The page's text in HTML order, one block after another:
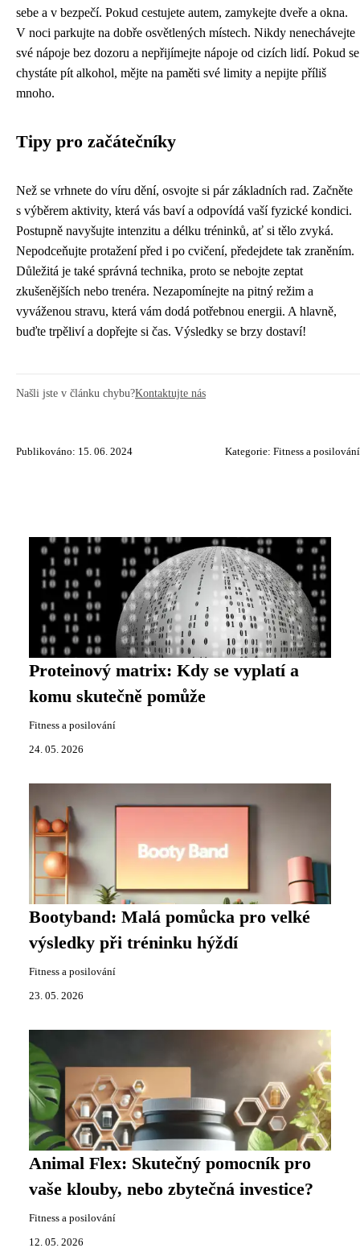
sebe a v bezpečí. Pokud cestujete autem, zamykejte dveře a okna.
V noci parkujte na dobře osvětlených místech. Nikdy nenechávejte
své nápoje bez dozoru a nepřijímejte nápoje od cizích lidí. Pokud se
chystáte pít alkohol, mějte na paměti své limity a nepijte příliš
mnoho.
Tipy pro začátečníky
Než se vrhnete do víru dění, osvojte si pár základních rad. Začněte
s výběrem aktivity, která vás baví a odpovídá vaší fyzické kondici.
Postupně navyšujte intenzitu a délku tréninků, ať si tělo zvyká.
Nepodceňujte protažení před i po cvičení, předejdete tak zraněním.
Důležitá je také správná technika, proto se nebojte zeptat
zkušenějších nebo trenéra. Nezapomínejte na pitný režim a
vyváženou stravu, která vám dodá potřebnou energii. A hlavně,
buďte trpěliví a dopřejte si čas. Výsledky se brzy dostaví!
Našli jste v článku chybu?Kontaktujte nás
Publikováno: 15. 06. 2024 Kategorie: Fitness a posilování
Proteinový matrix: Kdy se vyplatí a
komu skutečně pomůže
Fitness a posilování
24. 05. 2026
Bootyband: Malá pomůcka pro velké
výsledky při tréninku hýždí
Fitness a posilování
23. 05. 2026
Animal Flex: Skutečný pomocník pro
vaše klouby, nebo zbytečná investice?
Fitness a posilování
12. 05. 2026